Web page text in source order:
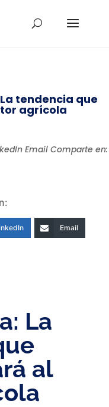
tendencia que
agrícola
Email Comparte en:
Email
La
al